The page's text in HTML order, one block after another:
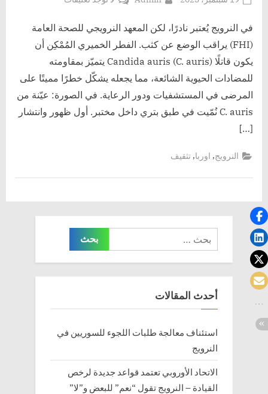
قاتلة
وينتشر
في
مستشفيات
أوروبا
في النرويج يُعتبر نادرًا، لكن المعهد النرويجي للصحة العامة
(FHI) يراقب الوضع عن كثب. الفطر الخميري المُمْكِن أن
يكون قاتلًا Candida auris (C. auris) يتميّز بمقاومته
للمضادات الحيوية الشائعة، مما يجعله يشكّل خطرًا مميتًا على
المرضى في المستشفيات ودور الرعاية. في الصورة: عيّنة من
C. auris نُمّيت في طبق بتري داخل مختبر. أول ظهور وانتشار
[…]
النرويج, اوربا,تثقيف
البحث
عن:
أحدث المقالات
استئناف معالجة طلبات اللجوء للسوريين في
النرويج
الاتحاد الأوروبي تعتمد قواعد جديدة لرخص
القيادة – النرويج تقول “نعم” للبعض و”لا”